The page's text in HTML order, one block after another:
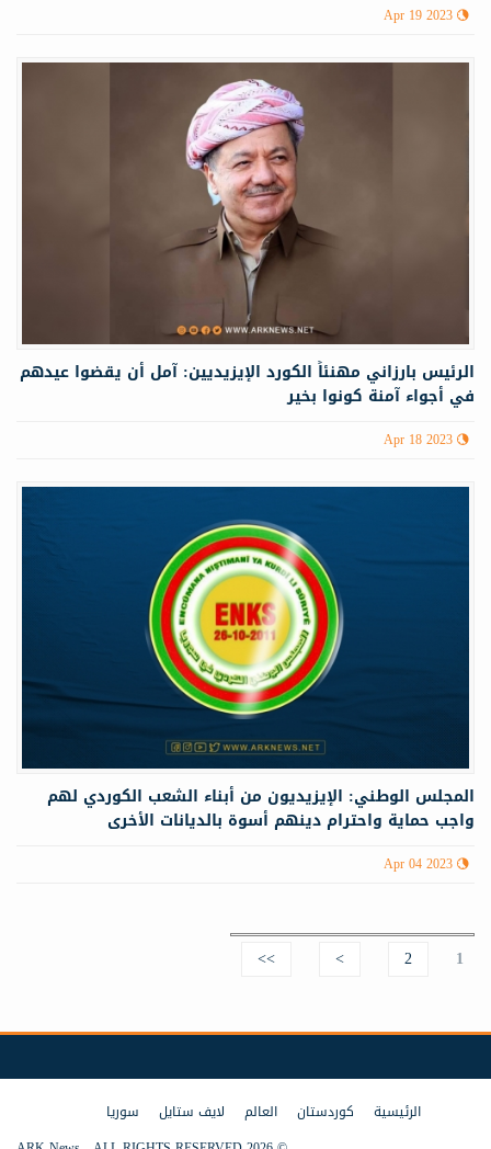
Apr 19 2023
الرئيس بارزاني مهنئاً الكورد الإيزيديين: آمل أن يقضوا عيدهم
في أجواء آمنة كونوا بخير
Apr 18 2023
المجلس الوطني: الإيزيديون من أبناء الشعب الكوردي لهم
واجب حماية واحترام دينهم أسوة بالديانات الأخرى
Apr 04 2023
Pages
1
2
>
>>
الرئيسية كوردستان العالم لايف ستايل
سوريا